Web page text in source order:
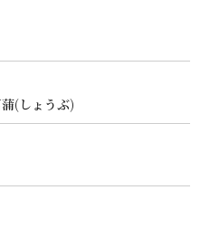
(しょうぶ)